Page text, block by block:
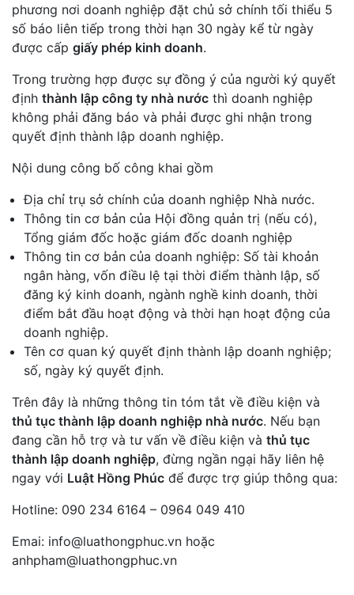
phương nơi doanh nghiệp đặt chủ sở chính tối thiểu 5
số báo liên tiếp trong thời hạn 30 ngày kể từ ngày
được cấp giấy phép kinh doanh.
Trong trường hợp được sự đồng ý của người ký quyết
định thành lập công ty nhà nước thì doanh nghiệp
không phải đăng báo và phải được ghi nhận trong
quyết định thành lập doanh nghiệp.
Nội dung công bố công khai gồm
Địa chỉ trụ sở chính của doanh nghiệp Nhà nước.
Thông tin cơ bản của Hội đồng quản trị (nếu có),
Tổng giám đốc hoặc giám đốc doanh nghiệp
Thông tin cơ bản của doanh nghiệp: Số tài khoản
ngân hàng, vốn điều lệ tại thời điểm thành lập, số
đăng ký kinh doanh, ngành nghề kinh doanh, thời
điểm bắt đầu hoạt động và thời hạn hoạt động của
doanh nghiệp.
Tên cơ quan ký quyết định thành lập doanh nghiệp;
số, ngày ký quyết định.
Trên đây là những thông tin tóm tắt về điều kiện và
thủ tục thành lập doanh nghiệp nhà nước. Nếu bạn
đang cần hỗ trợ và tư vấn về điều kiện và thủ tục
thành lập doanh nghiệp, đừng ngần ngại hãy liên hệ
ngay với Luật Hồng Phúc để được trợ giúp thông qua:
Hotline: 090 234 6164 – 0964 049 410
Emai: info@luathongphuc.vn hoặc
anhpham@luathongphuc.vn